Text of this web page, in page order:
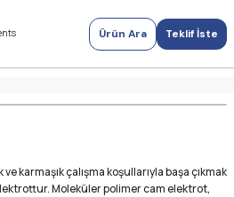
Ürün Ara Teklif İste
karmaşık çalışma koşullarıyla başa çıkmak
Moleküler polimer cam elektrot,